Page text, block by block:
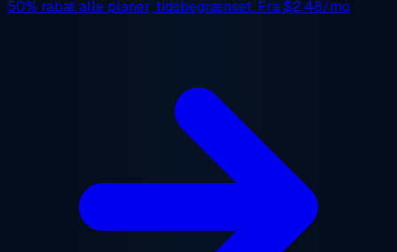
50% rabatalle planer, tidsbegrænset. Fra$2.48/mo